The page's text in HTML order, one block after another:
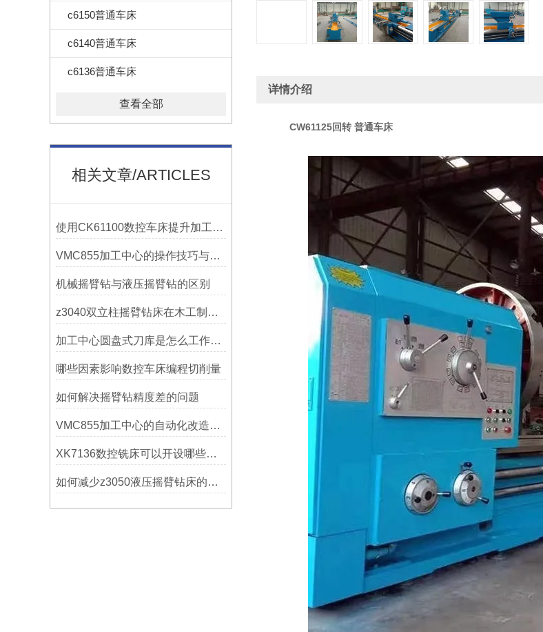
c6150普通车床
c6140普通车床
c6136普通车床
查看全部
相关文章/ARTICLES
使用CK61100数控车床提升加工精度的方法
VMC855加工中心的操作技巧与维护指南
机械摇臂钻与液压摇臂钻的区别
z3040双立柱摇臂钻床在木工制作中的应用
加工中心圆盘式刀库是怎么工作的？
哪些因素影响数控车床编程切削量
如何解决摇臂钻精度差的问题
VMC855加工中心的自动化改造与智能化应用说明
XK7136数控铣床可以开设哪些考核项目？
如何减少z3050液压摇臂钻床的故障和维修成本？
详情介绍
CW61125回转 普通车床